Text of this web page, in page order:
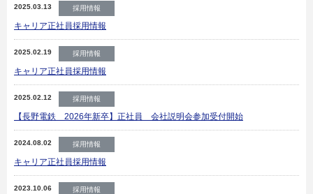
2025.03.13 採用情報
キャリア正社員採用情報
2025.02.19 採用情報
キャリア正社員採用情報
2025.02.12 採用情報
【長野電鉄 2026年新卒】正社員 会社説明会参加受付開始
2024.08.02 採用情報
キャリア正社員採用情報
2023.10.06 採用情報